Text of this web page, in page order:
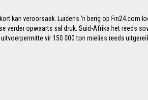
kan veroorsaak. Luidens ‘n berig op Fin24.com
verder opwaarts sal druk. Suid-Afrika het reeds
vir 150 000 ton mielies reeds